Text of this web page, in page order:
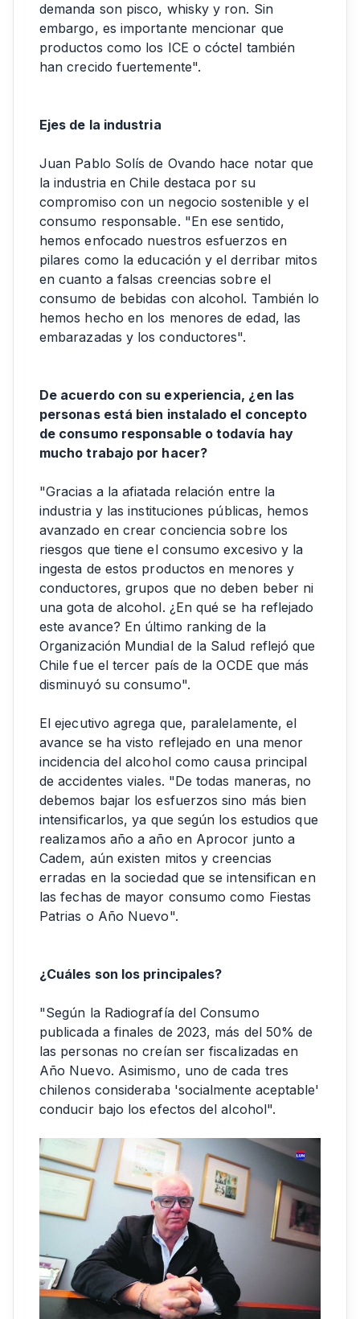
demanda son pisco, whisky y ron. Sin
embargo, es importante mencionar que
productos como los ICE o cóctel también
han crecido fuertemente".
Ejes de la industria
Juan Pablo Solís de Ovando hace notar que
la industria en Chile destaca por su
compromiso con un negocio sostenible y el
consumo responsable. "En ese sentido,
hemos enfocado nuestros esfuerzos en
pilares como la educación y el derribar mitos
en cuanto a falsas creencias sobre el
consumo de bebidas con alcohol. También lo
hemos hecho en los menores de edad, las
embarazadas y los conductores".
De acuerdo con su experiencia, ¿en las
personas está bien instalado el concepto
de consumo responsable o todavía hay
mucho trabajo por hacer?
"Gracias a la afiatada relación entre la
industria y las instituciones públicas, hemos
avanzado en crear conciencia sobre los
riesgos que tiene el consumo excesivo y la
ingesta de estos productos en menores y
conductores, grupos que no deben beber ni
una gota de alcohol. ¿En qué se ha reflejado
este avance? En último ranking de la
Organización Mundial de la Salud reflejó que
Chile fue el tercer país de la OCDE que más
disminuyó su consumo".
El ejecutivo agrega que, paralelamente, el
avance se ha visto reflejado en una menor
incidencia del alcohol como causa principal
de accidentes viales. "De todas maneras, no
debemos bajar los esfuerzos sino más bien
intensificarlos, ya que según los estudios que
realizamos año a año en Aprocor junto a
Cadem, aún existen mitos y creencias
erradas en la sociedad que se intensifican en
las fechas de mayor consumo como Fiestas
Patrias o Año Nuevo".
¿Cuáles son los principales?
"Según la Radiografía del Consumo
publicada a finales de 2023, más del 50% de
las personas no creían ser fiscalizadas en
Año Nuevo. Asimismo, uno de cada tres
chilenos consideraba 'socialmente aceptable'
conducir bajo los efectos del alcohol".